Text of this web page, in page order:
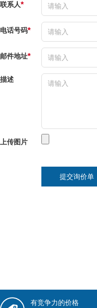
联系人*
电话号码*
邮件地址*
描述
上传图片
提交询价单
有竞争力的价格